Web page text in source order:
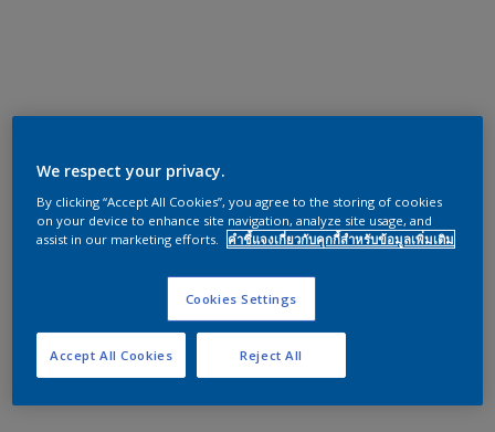
We respect your privacy.
By clicking “Accept All Cookies”, you agree to the storing of cookies
on your device to enhance site navigation, analyze site usage, and
assist in our marketing efforts.
คำชี้แจงเกี่ยวกับคุกกี้สำหรับข้อมูลเพิ่มเติม
Cookies Settings
Reject All
Accept All Cookies